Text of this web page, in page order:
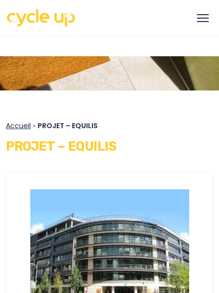
Accueil › PROJET – EQUILIS
PROJET – EQUILIS